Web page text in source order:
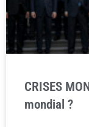
CRISES
mondial ?